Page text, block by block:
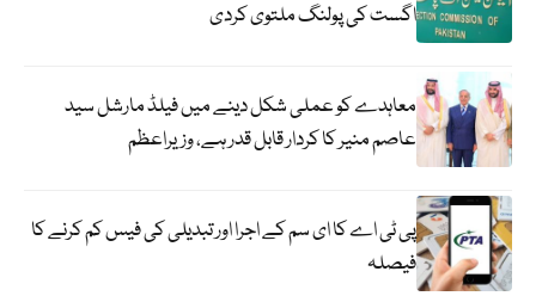
اگست کی پولنگ ملتوی کردی
معاہدے کو عملی شکل دینے میں فیلڈ مارشل سید
عاصم منیر کا کردار قابل قدر ہے، وزیراعظم
پی ٹی اے کا ای سم کے اجرا اور تبدیلی کی فیس کم کرنے کا
فیصلہ